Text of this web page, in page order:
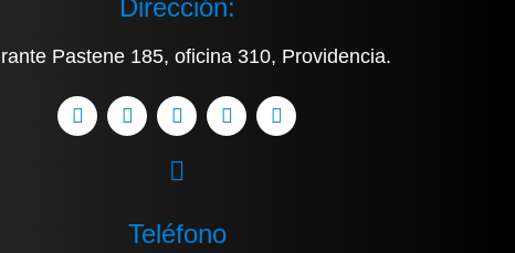
Dirección:
Pastene 185, oficina 310, Providencia.
Teléfono